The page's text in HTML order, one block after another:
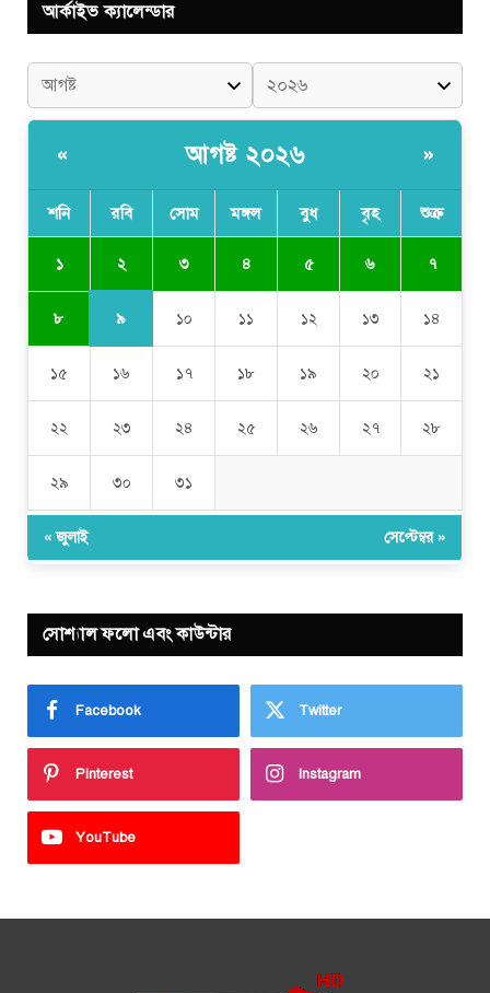
আর্কাইভ ক্যালেন্ডার
« আগষ্ট ২০২৬ »
শনি রবি সোম মঙ্গল বুধ বৃহ শুক্র
১ ২ ৩ ৪ ৫ ৬ ৭
৮ ৯ ১০ ১১ ১২ ১৩ ১৪
১৫ ১৬ ১৭ ১৮ ১৯ ২০ ২১
২২ ২৩ ২৪ ২৫ ২৬ ২৭ ২৮
২৯ ৩০ ৩১
« জুলাই সেপ্টেম্বর »
সোশ্যাল ফলো এবং কাউন্টার
Facebook Twitter
Pinterest Instagram
YouTube